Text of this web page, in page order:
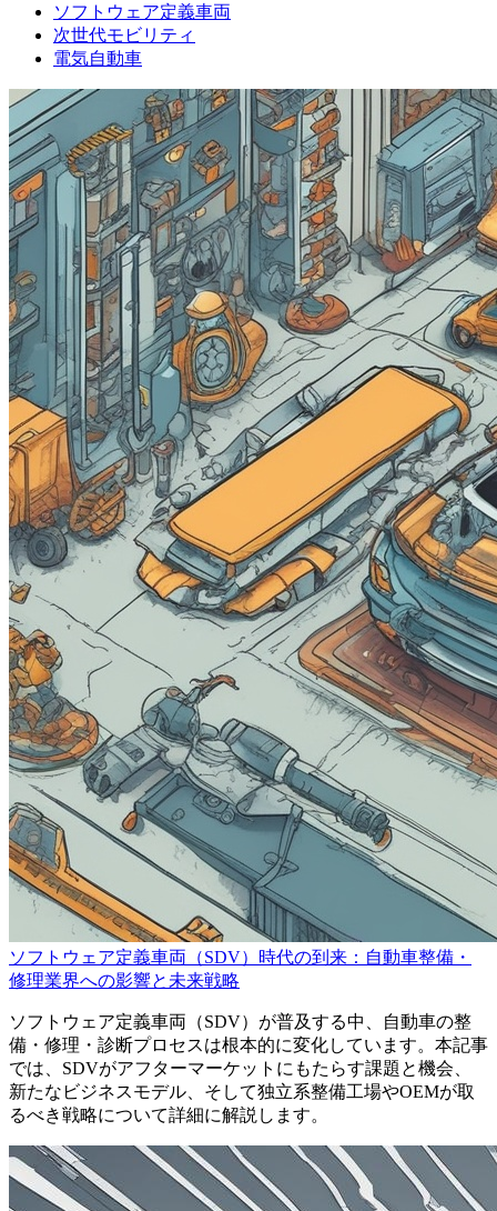
ソフトウェア定義車両
次世代モビリティ
電気自動車
ソフトウェア定義車両（SDV）時代の到来：自動車整備・
修理業界への影響と未来戦略
ソフトウェア定義車両（SDV）が普及する中、自動車の整
備・修理・診断プロセスは根本的に変化しています。本記事
では、SDVがアフターマーケットにもたらす課題と機会、
新たなビジネスモデル、そして独立系整備工場やOEMが取
るべき戦略について詳細に解説します。